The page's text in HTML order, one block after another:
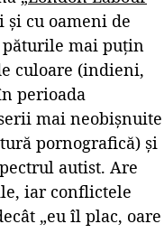
și cu oameni de
mai puțin
culoare (indieni,
perioada
mai neobișnuite
pornografică) și
autist. Are
iar conflictele
„eu îl plac, oare